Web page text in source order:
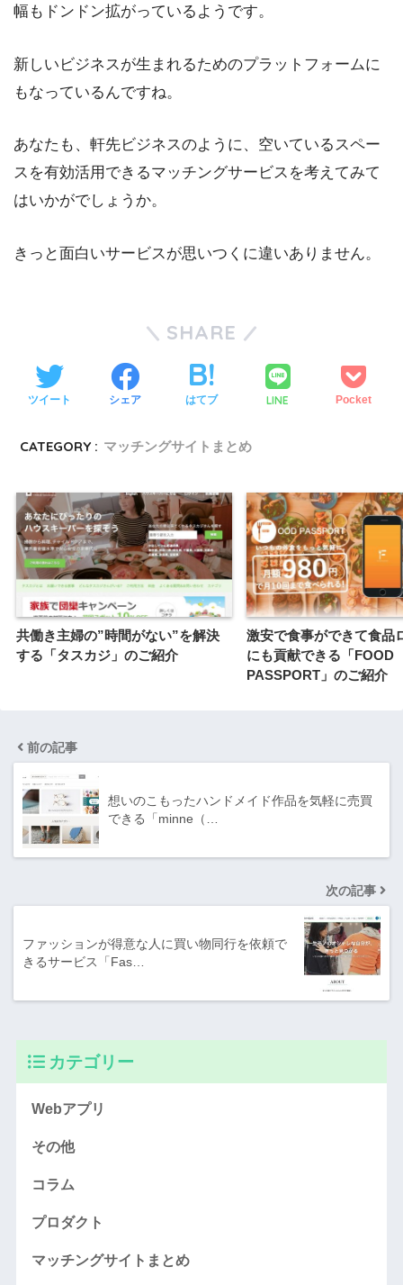
幅もドンドン拡がっているようです。
新しいビジネスが生まれるためのプラットフォームに
もなっているんですね。
あなたも、軒先ビジネスのように、空いているスペー
スを有効活用できるマッチングサービスを考えてみて
はいかがでしょうか。
きっと面白いサービスが思いつくに違いありません。
SHARE
ツイート シェア はてブ LINE Pocket
CATEGORY : マッチングサイトまとめ
共働き主婦の”時間がない”を解決
する「タスカジ」のご紹介
激安で食事ができて食品
にも貢献できる「FOOD
PASSPORT」のご紹介
前の記事
想いのこもったハンドメイド作品を気軽に売買
できる「minne（…
次の記事
ファッションが得意な人に買い物同行を依頼で
きるサービス「Fas…
カテゴリー
Webアプリ
その他
コラム
プロダクト
マッチングサイトまとめ